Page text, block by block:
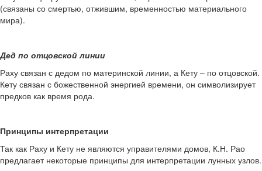
(связаны со смертью, отжившим, временностью материального
мира).
Дед по отцовской линии
Раху связан с дедом по материнской линии, а Кету – по отцовской.
Кету связан с божественной энергией времени, он символизирует
предков как время рода.
Принципы интерпретации
Так как Раху и Кету не являются управителями домов, К.Н. Рао
предлагает некоторые принципы для интерпретации лунных узлов.